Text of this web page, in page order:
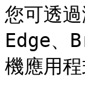
您可透
Edge
機應用